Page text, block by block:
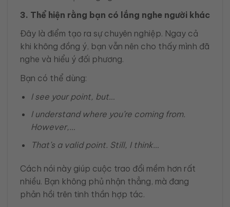
3. Thể hiện rằng bạn có lắng nghe người khác
Đây là điểm tạo ra sự chuyên nghiệp. Ngay cả
khi không đồng ý, bạn vẫn nên cho thấy mình đã
nghe và hiểu ý đối phương.
Bạn có thể dùng:
I see your point, but…
I understand where you’re coming from.
However,…
That’s a valid point. Still, I think…
Cách nói này giúp cuộc trao đổi mềm hơn rất
nhiều. Bạn không phủ nhận thẳng, mà đang
phản hồi trên tinh thần hợp tác.